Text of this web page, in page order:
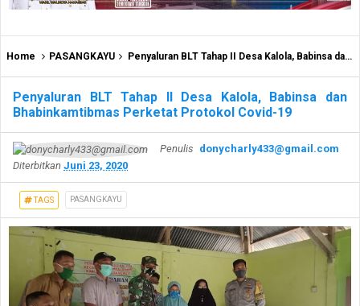
Home PASANGKAYU Penyaluran BLT Tahap II Desa Kalola, Babinsa dan Bhabinkamtibmas Perketat Protokol Covid-19
Penyaluran BLT Tahap II Desa Kalola, Babinsa dan
Bhabinkamtibmas Perketat Protokol Covid-19
Penulis donycharly433@gmail.com
Diterbitkan Juni 23, 2020
TAGS PASANGKAYU